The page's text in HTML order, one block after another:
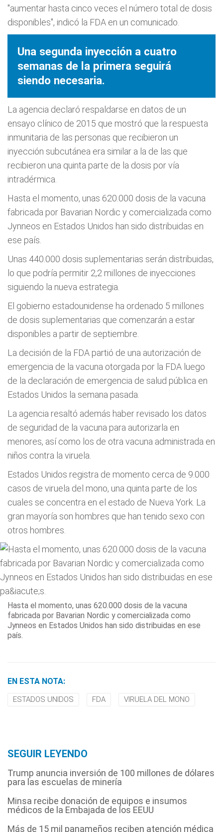
"aumentar hasta cinco veces el número total de dosis
disponibles", indicó la FDA en un comunicado.
Una segunda inyección a cuatro
semanas de la primera seguirá
siendo necesaria.
La agencia declaró respaldarse en datos de un
ensayo clínico de 2015 que mostró que la respuesta
inmunitaria de las personas que recibieron un
inyección subcutánea era similar a la de las que
recibieron una quinta parte de la dosis por vía
intradérmica.
Hasta el momento, unas 620.000 dosis de la vacuna
fabricada por Bavarian Nordic y comercializada como
Jynneos en Estados Unidos han sido distribuidas en
ese país.
Unas 440.000 dosis suplementarias serán distribuidas,
lo que podría permitir 2,2 millones de inyecciones
siguiendo la nueva estrategia.
El gobierno estadounidense ha ordenado 5 millones
de dosis suplementarias que comenzarán a estar
disponibles a partir de septiembre.
La decisión de la FDA partió de una autorización de
emergencia de la vacuna otorgada por la FDA luego
de la declaración de emergencia de salud pública en
Estados Unidos la semana pasada.
La agencia resaltó además haber revisado los datos
de seguridad de la vacuna para autorizarla en
menores, así como los de otra vacuna administrada en
niños contra la viruela.
Estados Unidos registra de momento cerca de 9.000
casos de viruela del mono, una quinta parte de los
cuales se concentra en el estado de Nueva York. La
gran mayoría son hombres que han tenido sexo con
otros hombres.
Hasta el momento, unas 620.000 dosis de la vacuna
fabricada por Bavarian Nordic y comercializada como
Jynneos en Estados Unidos han sido distribuidas en ese
país.
EN ESTA NOTA:
ESTADOS UNIDOS FDA VIRUELA DEL MONO
SEGUIR LEYENDO
Trump anuncia inversión de 100 millones de dólares
para las escuelas de minería
Minsa recibe donación de equipos e insumos
médicos de la Embajada de los EEUU
Más de 15 mil panameños reciben atención médica